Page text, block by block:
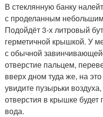
В стеклянную банку
с проделанным
Подойдёт 3-х литровый
герметичной крышкой. У
с обычной
отверстие пальцем,
вверх дном туда же, на
увидите пузырьки
отверстия в крышке будет
вода.